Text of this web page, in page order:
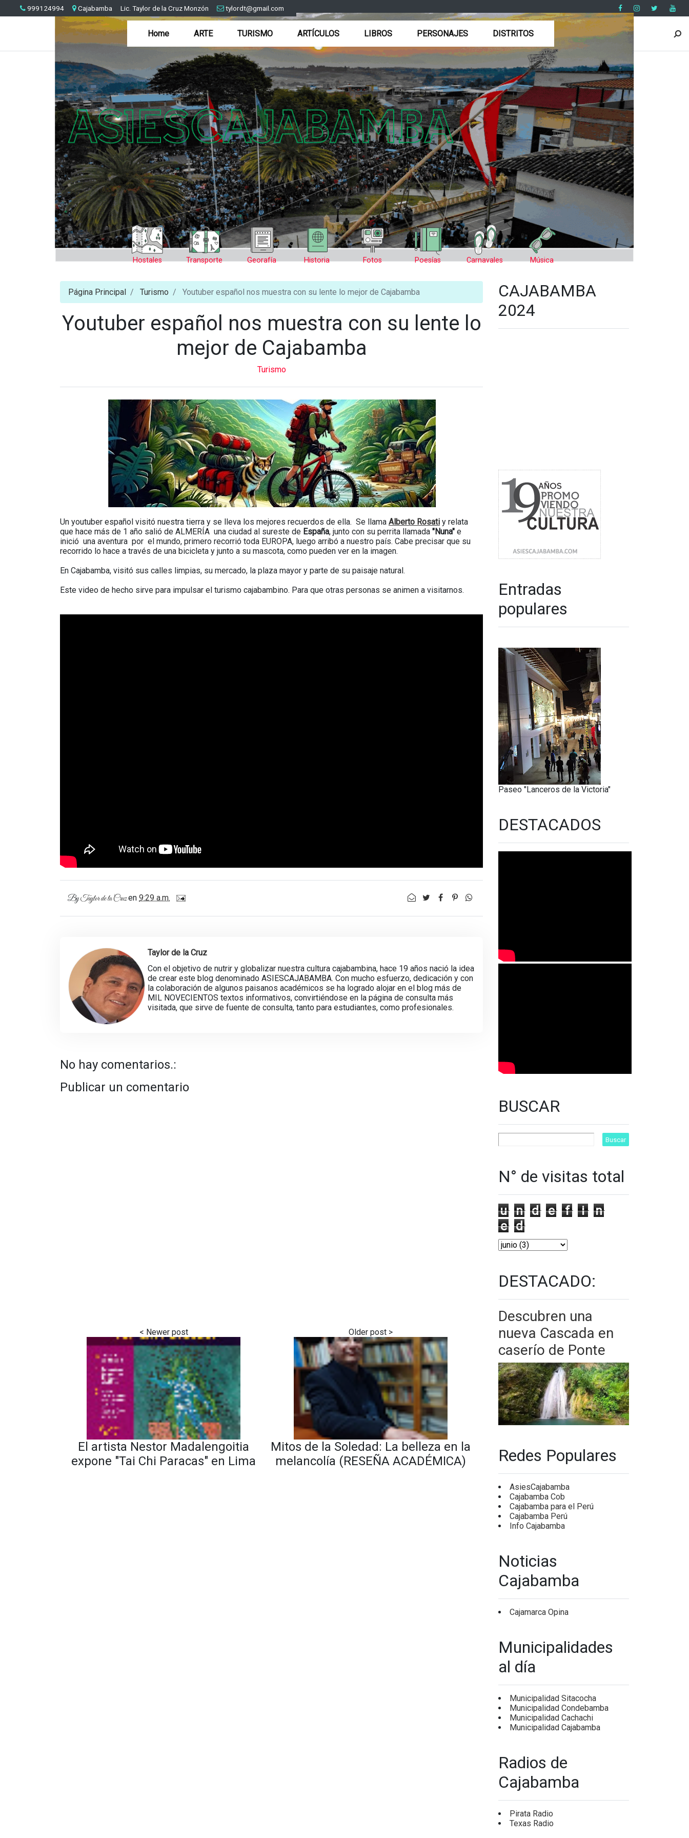
999124994 Cajabamba Lic. Taylor de la Cruz Monzón tylordt@gmail.com
Home ARTE TURISMO ARTÍCULOS LIBROS PERSONAJES DISTRITOS
Hostales Transporte Georafía Historia Fotos Poesías Carnavales Música
Página Principal Turismo Youtuber español nos muestra con su lente lo mejor de Cajabamba
Youtuber español nos muestra con su lente lo
mejor de Cajabamba
Turismo
Un youtuber español visitó nuestra tierra y se lleva los mejores recuerdos de ella. Se llama Alberto Rosati y relata
que hace más de 1 año salió de ALMERÍA una ciudad al sureste de España, junto con su perrita llamada "Nuna" e
inició una aventura por el mundo, primero recorrió toda EUROPA, luego arribó a nuestro país. Cabe precisar que su
recorrido lo hace a través de una bicicleta y junto a su mascota, como pueden ver en la imagen.
En Cajabamba, visitó sus calles limpias, su mercado, la plaza mayor y parte de su paisaje natural.
Este video de hecho sirve para impulsar el turismo cajabambino. Para que otras personas se animen a visitarnos.
ByTaylor de la Cruzen 9:29 a.m.
Taylor de la Cruz
Con el objetivo de nutrir y globalizar nuestra cultura cajabambina, hace 19 años nació la idea
de crear este blog denominado ASIESCAJABAMBA. Con mucho esfuerzo, dedicación y con
la colaboración de algunos paisanos académicos se ha logrado alojar en el blog más de
MIL NOVECIENTOS textos informativos, convirtiéndose en la página de consulta más
visitada, que sirve de fuente de consulta, tanto para estudiantes, como profesionales.
No hay comentarios.:
Publicar un comentario
El artista Nestor Madalengoitia
expone "Tai Chi Paracas" en Lima
Mitos de la Soledad: La belleza en la
melancolía (RESEÑA ACADÉMICA)
CAJABAMBA
2024
Entradas
populares
Paseo "Lanceros de la Victoria"
DESTACADOS
BUSCAR
N° de visitas total
u n d e f i
n
e
d
DESTACADO:
Descubren una
nueva Cascada en
caserío de Ponte
Redes Populares
AsiesCajabamba
Cajabamba Cob
Cajabamba para el Perú
Cajabamba Perú
Info Cajabamba
Noticias
Cajabamba
Cajamarca Opina
Municipalidades
al día
Municipalidad Sitacocha
Municipalidad Condebamba
Municipalidad Cachachi
Municipalidad Cajabamba
Radios de
Cajabamba
Pirata Radio
Texas Radio